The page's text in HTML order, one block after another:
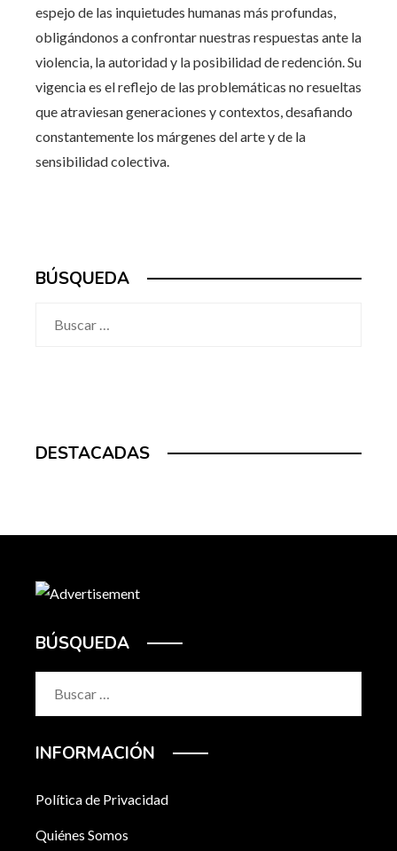
espejo de las inquietudes humanas más profundas,
obligándonos a confrontar nuestras respuestas ante la
violencia, la autoridad y la posibilidad de redención. Su
vigencia es el reflejo de las problemáticas no resueltas
que atraviesan generaciones y contextos, desafiando
constantemente los márgenes del arte y de la
sensibilidad colectiva.
BÚSQUEDA
DESTACADAS
BÚSQUEDA
INFORMACIÓN
Política de Privacidad
Quiénes Somos